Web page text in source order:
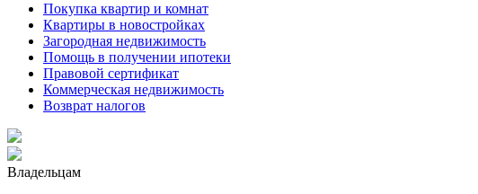
Покупка квартир и комнат
Квартиры в новостройках
Загородная недвижимость
Помощь в получении ипотеки
Правовой сертификат
Коммерческая недвижимость
Возврат налогов
Владельцам